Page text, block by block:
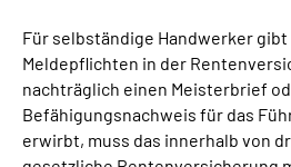
Über uns
Inhalte in Gebärdensprache
Leichte Sprache
Für selbständige Handwerker
Meldepflichten in der
nachträglich einen Meisterbrief
Befähigungsnachweis für das
erwirbt, muss das innerhalb von